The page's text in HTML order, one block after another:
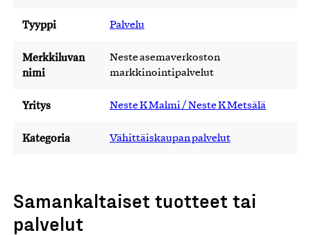
Tyyppi Palvelu
Merkkiluvan
nimi
Neste asemaverkoston
markkinointipalvelut
Yritys Neste K Malmi / Neste K Metsälä
Kategoria Vähittäiskaupan palvelut
Samankaltaiset tuotteet tai
palvelut